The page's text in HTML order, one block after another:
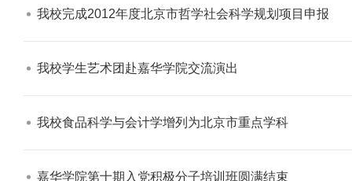
我校完成2012年度北京市哲学社会科学规划项目申报​
我校学生艺术团赴嘉华学院交流演出​
我校食品科学与会计学增列为北京市重点学科​
嘉华学院第十期入党积极分子培训班圆满结束​